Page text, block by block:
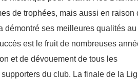
de trophées, mais aussi en raison
démontré ses meilleures qualités au
est le fruit de nombreuses
et de dévouement de tous les
du club. La finale de la